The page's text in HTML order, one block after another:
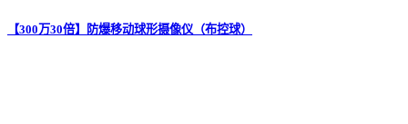
【300万30倍】防爆移动球形摄像仪（布控球）